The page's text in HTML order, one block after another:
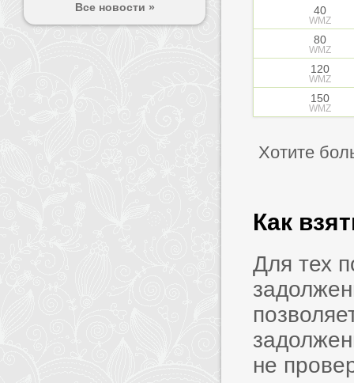
Все новости » 40
WMZ
80
WMZ
120
WMZ
150
WMZ
Хотите
Как
Для тех
не